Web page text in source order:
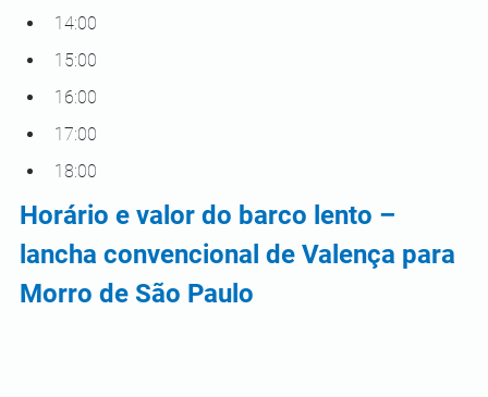
14:00
15:00
16:00
17:00
18:00
Horário e valor do barco lento –
lancha convencional de Valença para
Morro de São Paulo